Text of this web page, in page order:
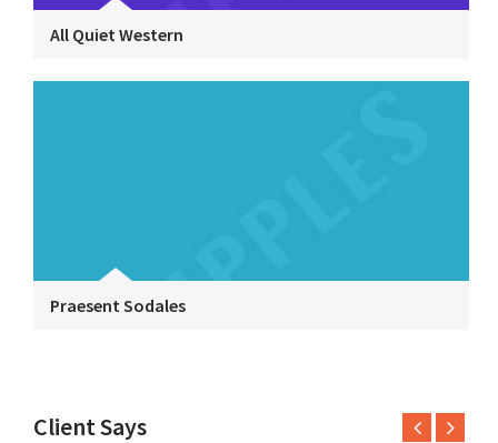
All Quiet Western
Praesent Sodales
Client Says